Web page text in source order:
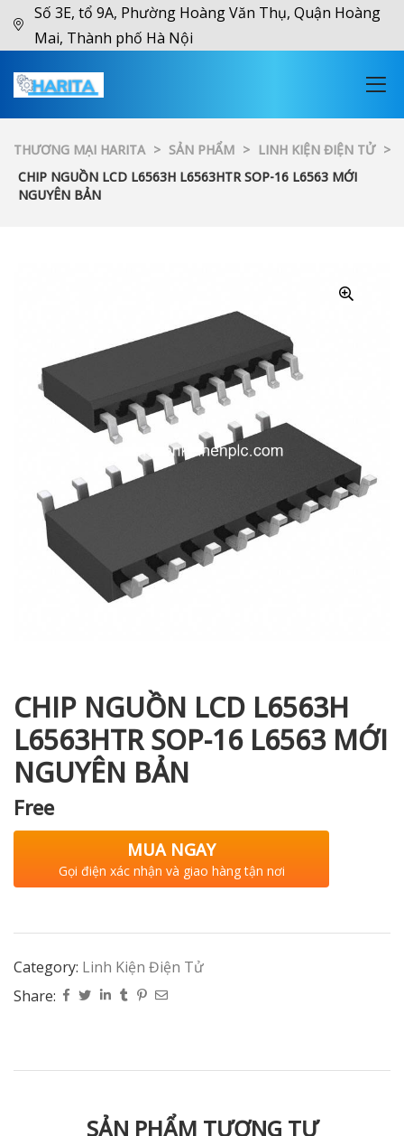
Số 3E, tổ 9A, Phường Hoàng Văn Thụ, Quận Hoàng
Mai, Thành phố Hà Nội
THƯƠNG MẠI HARITA > SẢN PHẨM > LINH KIỆN ĐIỆN TỬ >
CHIP NGUỒN LCD L6563H L6563HTR SOP-16 L6563 MỚI
NGUYÊN BẢN
CHIP NGUỒN LCD L6563H
L6563HTR SOP-16 L6563 MỚI
NGUYÊN BẢN
Free
MUA NGAY
Gọi điện xác nhận và giao hàng tận nơi
Category: Linh Kiện Điện Tử
Share:
SẢN PHẨM TƯƠNG TỰ